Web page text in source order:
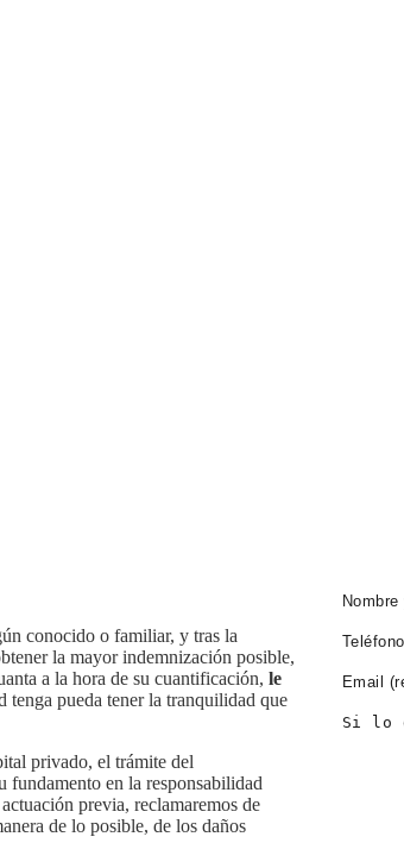
conocido o familiar, y tras la
la mayor indemnización posible,
a la hora de su cuantificación, le
tenga pueda tener la tranquilidad que
privado, el trámite del
fundamento en la responsabilidad
previa, reclamaremos de
de lo posible, de los daños